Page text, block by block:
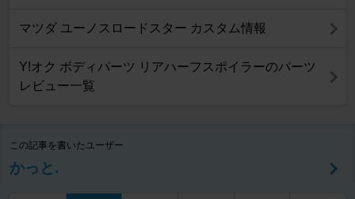
マツダ ユーノスロードスター カスタム情報
Y!オク ボディパーツ リアハーフスポイラーのパーツ
レビュー一覧
この記事を書いたユーザー
かっと.